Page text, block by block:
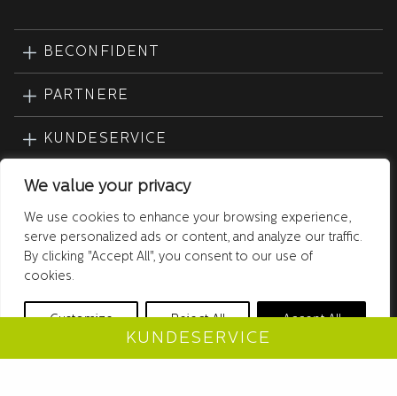
We value your privacy
We use cookies to enhance your browsing experience,
serve personalized ads or content, and analyze our traffic.
By clicking "Accept All", you consent to our use of
cookies.
Customize Reject All Accept All
BECONFIDENT
PARTNERE
KUNDESERVICE
PRODUKTER
KUNDESERVICE